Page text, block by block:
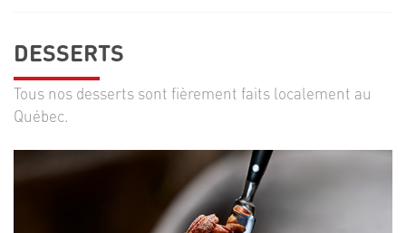
DESSERTS
Tous nos desserts sont fièrement faits localement au
Québec.